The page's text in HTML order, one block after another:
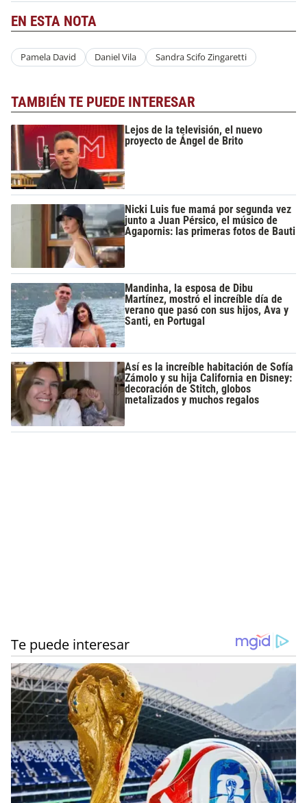
EN ESTA NOTA
Pamela David Daniel Vila Sandra Scifo Zingaretti
TAMBIÉN TE PUEDE INTERESAR
Lejos de la televisión, el nuevo
proyecto de Ángel de Brito
Nicki Luis fue mamá por segunda vez
junto a Juan Pérsico, el músico de
Agapornis: las primeras fotos de Bauti
Mandinha, la esposa de Dibu
Martínez, mostró el increíble día de
verano que pasó con sus hijos, Ava y
Santi, en Portugal
Así es la increíble habitación de Sofía
Zámolo y su hija California en Disney:
decoración de Stitch, globos
metalizados y muchos regalos